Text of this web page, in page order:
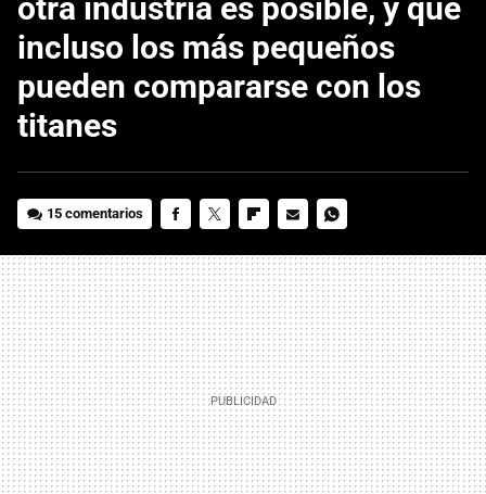
otra industria es posible, y que
incluso los más pequeños
pueden compararse con los
titanes
15 comentarios
MAIL